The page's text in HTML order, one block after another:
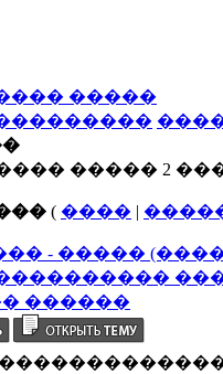
�����
����� 2
( ���� |
- �����
������